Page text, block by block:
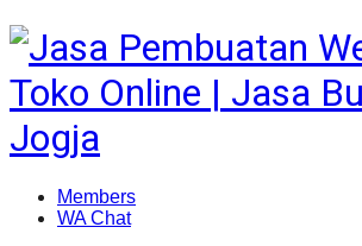
Members
WA Chat